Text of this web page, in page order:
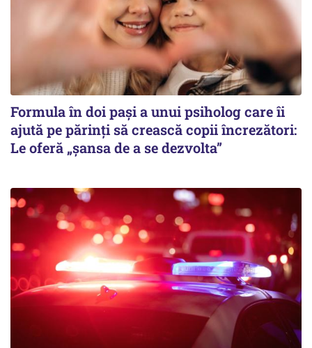
Formula în doi pași a unui psiholog care îi
ajută pe părinți să crească copii încrezători:
Le oferă „șansa de a se dezvolta”